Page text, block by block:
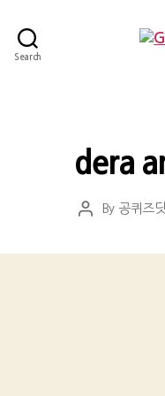
Search
dera
PostBy 공퀴즈